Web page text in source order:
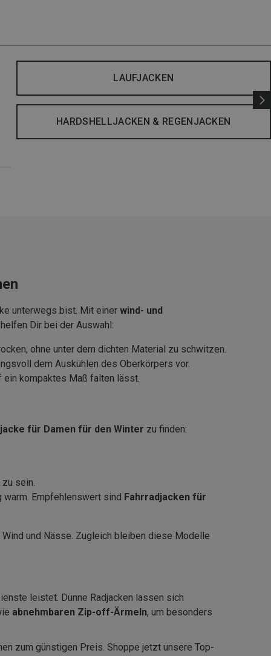
LAUFJACKEN
HARDSHELLJACKEN & REGENJACKEN
unterwegs bist. Mit einer wind- und
helfen Dir bei der Auswahl:
ohne unter dem dichten Material zu schwitzen.
dem Auskühlen des Oberkörpers vor.
ein kompaktes Maß falten lässt.
für Damen für den Winter zu finden:
sein.
Empfehlenswert sind Fahrradjacken für
und Nässe. Zugleich bleiben diese Modelle
leistet. Dünne Radjacken lassen sich
abnehmbaren Zip-off-Ärmeln, um besonders
zum günstigen Preis. Shoppe jetzt unsere Top-